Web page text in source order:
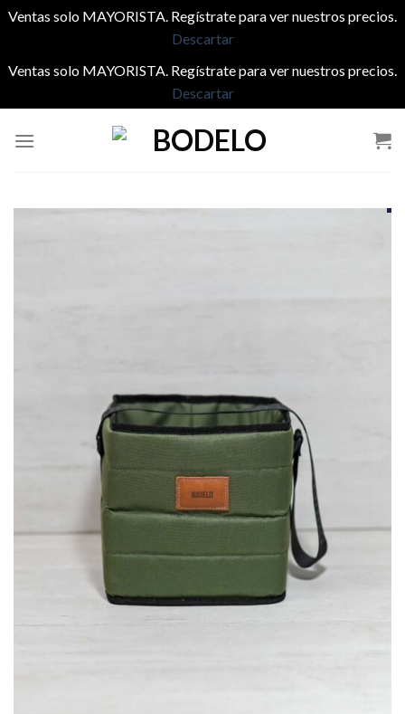
Ventas solo MAYORISTA. Regístrate para ver nuestros precios.
Descartar
Ventas solo MAYORISTA. Regístrate para ver nuestros precios.
Descartar